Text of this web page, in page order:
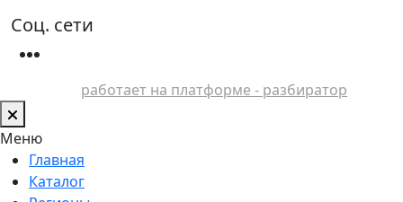
Соц. сети
работает на платформе - разбиратор
Меню
Главная
Каталог